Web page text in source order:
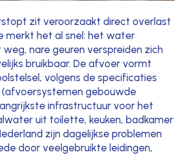
zit veroorzaakt direct overlast
merkt het al snel: het water
nare geuren verspreiden zich
bruikbaar. De afvoer vormt
volgens de specificaties
(afvoersystemen gebouwde
infrastructuur voor het
uit toilette, keuken, badkamer
zijn dagelijkse problemen
door veelgebruikte leidingen,